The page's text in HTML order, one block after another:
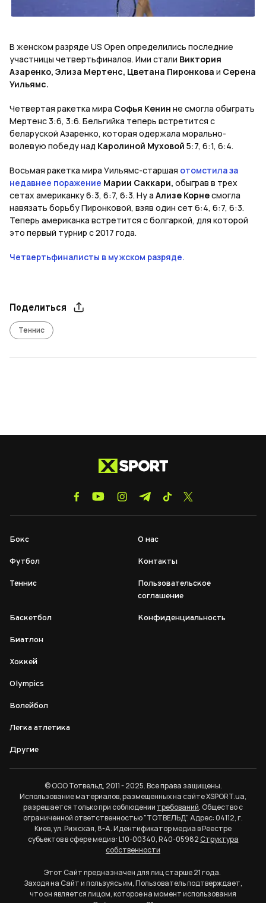
В женском разряде US Open определились последние
участницы четвертьфиналов. Ими стали Виктория
Азаренко, Элиза Мертенс, Цветана Пиронкова и Серена
Уильямс.
Четвертая ракетка мира Софья Кенин не смогла обыграть
Мертенс 3:6, 3:6. Бельгийка теперь встретится с
беларуской Азаренко, которая одержала морально-
волевую победу над Каролиной Муховой 5:7, 6:1, 6:4.
Восьмая ракетка мира Уильямс-старшая отомстила за
недавнее поражение Марии Саккари, обыграв в трех
сетах американку 6:3, 6:7, 6:3. Ну а Ализе Корнесмогла
навязать борьбу Пиронковой, взяв один сет 6:4, 6:7, 6:3.
Теперь американка встретится с болгаркой, для которой
это первый турнир с 2017 года.
Четвертьфиналисты в мужском разряде.
Поделиться
Теннис
Бокс
Футбол
Теннис
Баскетбол
Биатлон
Хоккей
Olympics
Волейбол
Легка атлетика
Другие
О нас
Контакты
Пользовательское
соглашение
Конфиденциальность
© ООО Тотвельд, 2011 - 2025. Все права защищены.
Использование материалов, размещенных на сайте XSPORT.ua,
разрешается только при соблюдении требований. Общество с
ограниченной ответственностью "ТОТВЕЛЬД". Адрес: 04112, г.
Киев, ул. Рижская, 8-А. Идентификатор медиа в Реестре
субъектов в сфере медиа: L10-00340, R40-05982Структура
собственности
Этот Сайт предназначен для лиц старше 21 года.
Заходя на Сайт и пользуясь им, Пользователь подтверждает,
что он является лицом, которое на момент использования